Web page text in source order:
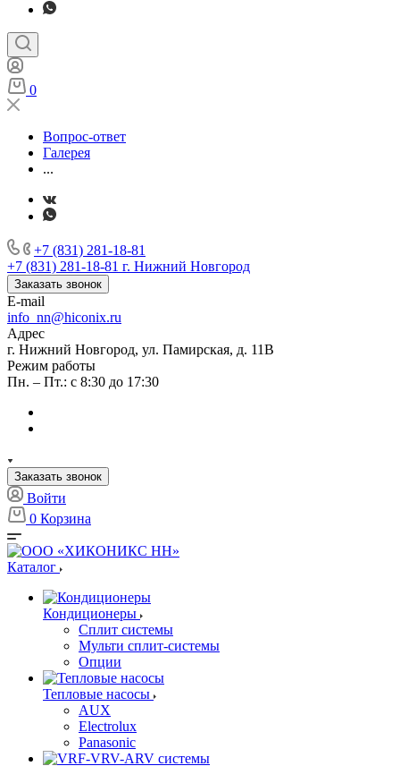
0
Вопрос-ответ
Галерея
...
+7 (831) 281-18-81
+7 (831) 281-18-81 г. Нижний Новгород
Заказать звонок
E-mail
info_nn@hiconix.ru
Адрес
г. Нижний Новгород, ул. Памирская, д. 11В
Режим работы
Пн. – Пт.: с 8:30 до 17:30
Заказать звонок
Войти
0 Корзина
Каталог
Кондиционеры
Сплит системы
Мульти сплит-системы
Опции
Тепловые насосы
AUX
Electrolux
Panasonic